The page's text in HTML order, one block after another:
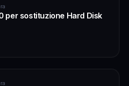
per sostituzione Hard Disk